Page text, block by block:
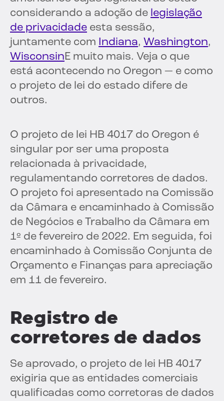
considerando a adoção de legislação
de privacidade esta sessão,
juntamente com Indiana, Washington,
WisconsinE muito mais. Veja o que
está acontecendo no Oregon — e como
o projeto de lei do estado difere de
outros.
O projeto de lei HB 4017 do Oregon é
singular por ser uma proposta
relacionada à privacidade,
regulamentando corretores de dados.
O projeto foi apresentado na Comissão
da Câmara e encaminhado à Comissão
de Negócios e Trabalho da Câmara em
1º de fevereiro de 2022. Em seguida, foi
encaminhado à Comissão Conjunta de
Orçamento e Finanças para apreciação
em 11 de fevereiro.
Registro de
corretores de dados
Se aprovado, o projeto de lei HB 4017
exigiria que as entidades comerciais
qualificadas como corretoras de dados